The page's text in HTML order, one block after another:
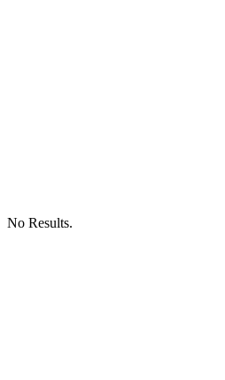
No Results.